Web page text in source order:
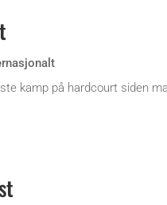
kamp på hardcourt siden